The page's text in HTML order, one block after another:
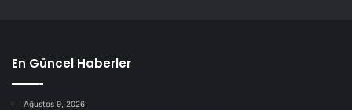
En Güncel Haberler
Ağustos 9, 2026